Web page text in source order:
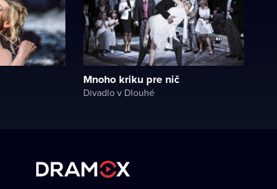
Mnoho kriku pre nič
Divadlo v Dlouhé